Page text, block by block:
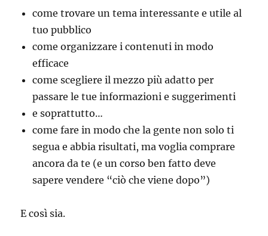
come trovare un tema interessante e utile al
tuo pubblico
come organizzare i contenuti in modo
efficace
come scegliere il mezzo più adatto per
passare le tue informazioni e suggerimenti
e soprattutto…
come fare in modo che la gente non solo ti
segua e abbia risultati, ma voglia comprare
ancora da te (e un corso ben fatto deve
sapere vendere “ciò che viene dopo”)
E così sia.